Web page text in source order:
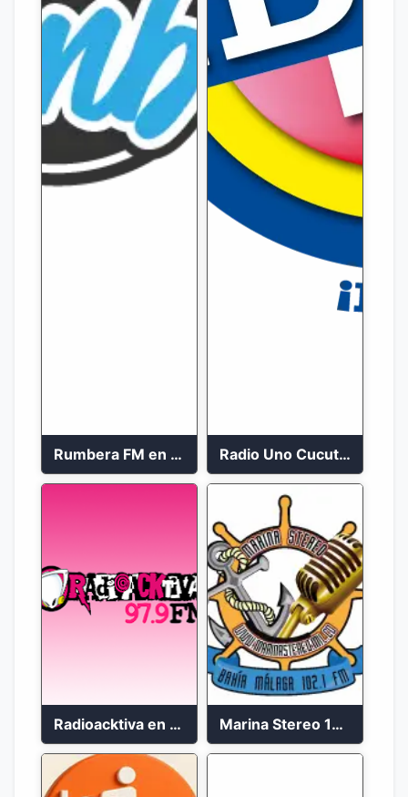
Rumbera FM en vivo 24/7 Radio Uno Cucuta 91.7 FM
Radioacktiva en vivo 97.9 FM Marina Stereo 102.1 FM